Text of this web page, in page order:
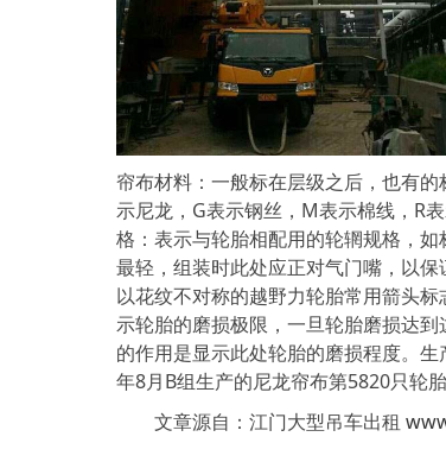
帘布材料：一般标在层级之后，也有
示尼龙，G表示钢丝，M表示棉线，R
格：表示与轮胎相配用的轮辋规格，
最轻，组装时此处应正对气门嘴，以
以花纹不对称的越野力轮胎常用箭头
示轮胎的磨损极限，一旦轮胎磨损达
的作用是显示此处轮胎的磨损程度。
年8月B组生产的尼龙帘布第5820只轮胎
文章源自：江门大型吊车出租